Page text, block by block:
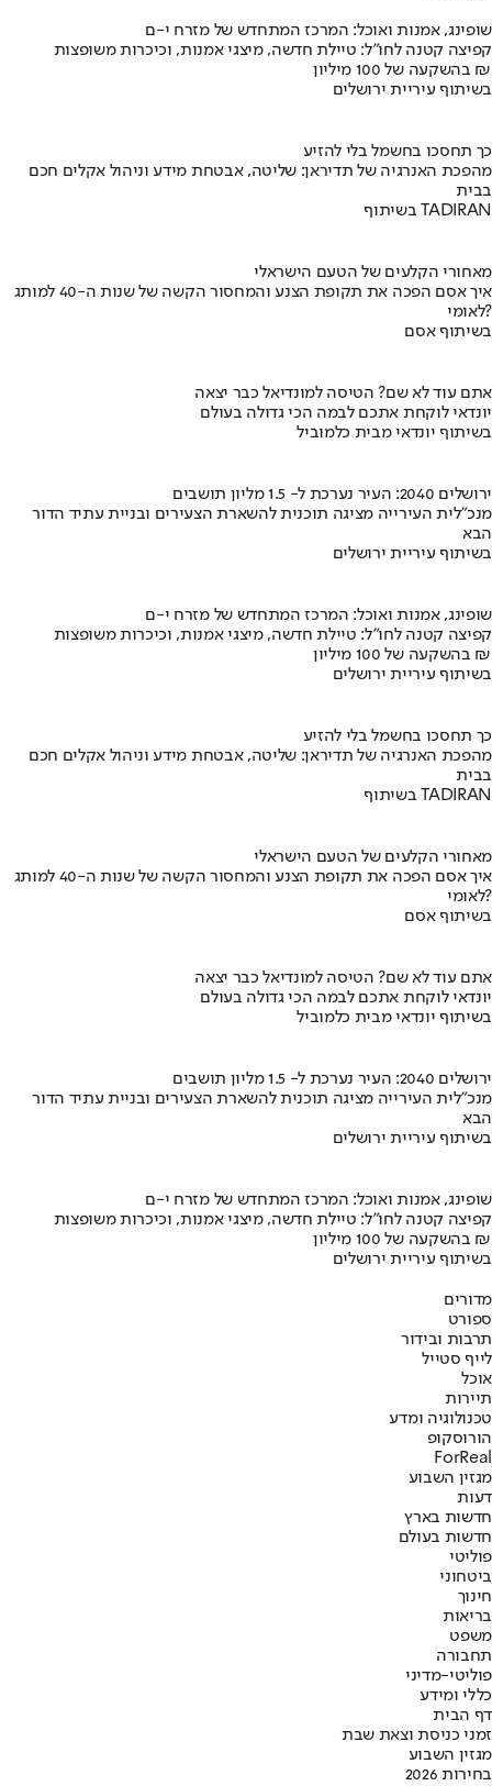
שופינג, אמנות ואוכל: המרכז המתחדש של מזרח י-ם
קפיצה קטנה לחו"ל: טיילת חדשה, מיצגי אמנות, וכיכרות משופצות
בהשקעה של 100 מיליון ₪
בשיתוף עיריית ירושלים
כך תחסכו בחשמל בלי להזיע
מהפכת האנרגיה של תדיראן: שליטה, אבטחת מידע וניהול אקלים חכם
בבית
בשיתוף TADIRAN
מאחורי הקלעים של הטעם הישראלי
איך אסם הפכה את תקופת הצנע והמחסור הקשה של שנות ה-40 למותג
לאומי?
בשיתוף אסם
אתם עוד לא שם? הטיסה למונדיאל כבר יצאה
יונדאי לוקחת אתכם לבמה הכי גדולה בעולם
בשיתוף יונדאי מבית כלמוביל
ירושלים 2040: העיר נערכת ל- 1.5 מליון תושבים
מנכ"לית העירייה מציגה תוכנית להשארת הצעירים ובניית עתיד הדור
הבא
בשיתוף עיריית ירושלים
שופינג, אמנות ואוכל: המרכז המתחדש של מזרח י-ם
קפיצה קטנה לחו"ל: טיילת חדשה, מיצגי אמנות, וכיכרות משופצות
בהשקעה של 100 מיליון ₪
בשיתוף עיריית ירושלים
כך תחסכו בחשמל בלי להזיע
מהפכת האנרגיה של תדיראן: שליטה, אבטחת מידע וניהול אקלים חכם
בבית
בשיתוף TADIRAN
מאחורי הקלעים של הטעם הישראלי
איך אסם הפכה את תקופת הצנע והמחסור הקשה של שנות ה-40 למותג
לאומי?
בשיתוף אסם
אתם עוד לא שם? הטיסה למונדיאל כבר יצאה
יונדאי לוקחת אתכם לבמה הכי גדולה בעולם
בשיתוף יונדאי מבית כלמוביל
ירושלים 2040: העיר נערכת ל- 1.5 מליון תושבים
מנכ"לית העירייה מציגה תוכנית להשארת הצעירים ובניית עתיד הדור
הבא
בשיתוף עיריית ירושלים
שופינג, אמנות ואוכל: המרכז המתחדש של מזרח י-ם
קפיצה קטנה לחו"ל: טיילת חדשה, מיצגי אמנות, וכיכרות משופצות
בהשקעה של 100 מיליון ₪
בשיתוף עיריית ירושלים
מדורים
ספורט
תרבות ובידור
לייף סטייל
אוכל
תיירות
טכנולוגיה ומדע
הורוסקופ
ForReal
מגזין השבוע
דעות
חדשות בארץ
חדשות בעולם
פוליטי
ביטחוני
חינוך
בריאות
משפט
תחבורה
פוליטי-מדיני
כללי ומידע
דף הבית
זמני כניסת וצאת שבת
מגזין השבוע
בחירות 2026